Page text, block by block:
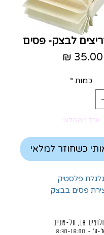
לבצק- פסים
כמות *
אזל מהמלאי
כשחוזר למלאי
גלגלת פלסטיק
פסים בבצק
18, תל-אביב
א'-ה' - 8:30-16:00